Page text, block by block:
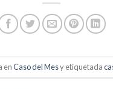
enCaso del Mesy etiquetada